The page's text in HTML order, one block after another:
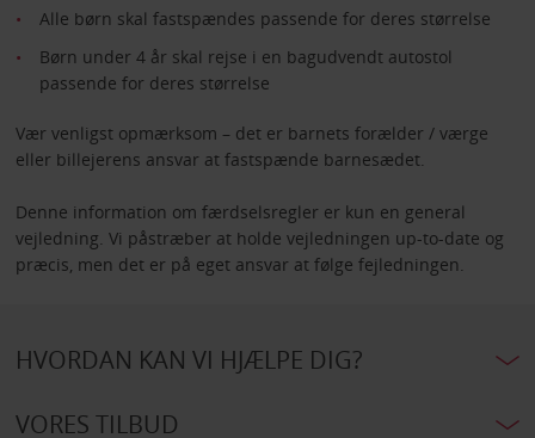
Alle børn skal fastspændes passende for deres størrelse
Børn under 4 år skal rejse i en bagudvendt autostol
passende for deres størrelse
Vær venligst opmærksom – det er barnets forælder / værge
eller billejerens ansvar at fastspænde barnesædet.
Denne information om færdselsregler er kun en general
vejledning. Vi påstræber at holde vejledningen up-to-date og
præcis, men det er på eget ansvar at følge fejledningen.
HVORDAN KAN VI HJÆLPE DIG?
VORES TILBUD